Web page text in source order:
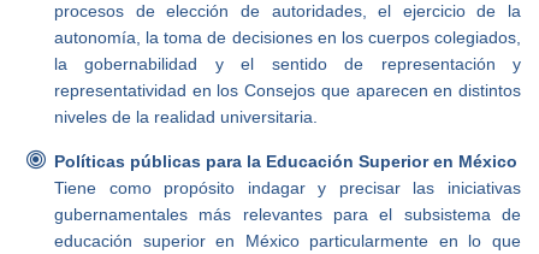
procesos de elección de autoridades, el ejercicio de la
autonomía, la toma de decisiones en los cuerpos colegiados,
la gobernabilidad y el sentido de representación y
representatividad en los Consejos que aparecen en distintos
niveles de la realidad universitaria.
Políticas públicas para la Educación Superior en México
Tiene como propósito indagar y precisar las iniciativas
gubernamentales más relevantes para el subsistema de
educación superior en México particularmente en lo que